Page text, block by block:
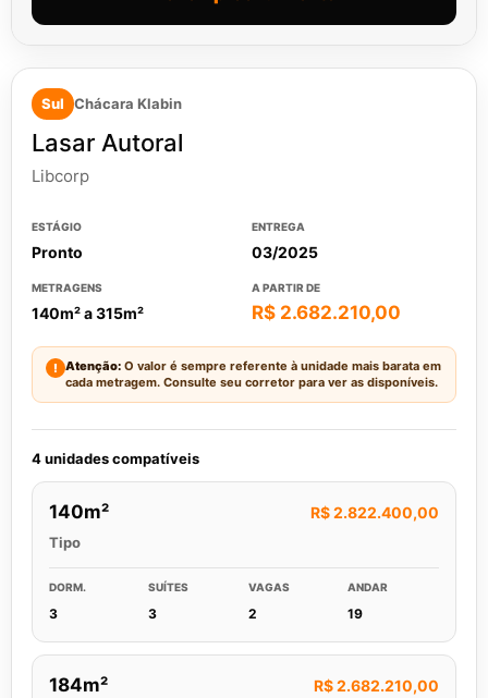
Sul Chácara Klabin
Lasar Autoral
Libcorp
ESTÁGIO
Pronto
ENTREGA
03/2025
METRAGENS
140m² a 315m²
A PARTIR DE
R$ 2.682.210,00
! Atenção: O valor é sempre referente à unidade mais barata em
cada metragem. Consulte seu corretor para ver as disponíveis.
4 unidades compatíveis
140m² R$ 2.822.400,00
Tipo
DORM.
3
SUÍTES
3
VAGAS
2
ANDAR
19
184m² R$ 2.682.210,00